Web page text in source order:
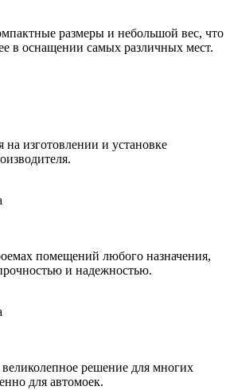
размеры и небольшой вес, что
в оснащении самых различных мест.
изготовлении и установке
помещений любого назначения,
и надежностью.
решение для многих
для автомоек.